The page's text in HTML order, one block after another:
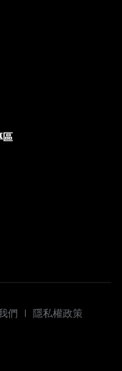
區
們
隱私權政策